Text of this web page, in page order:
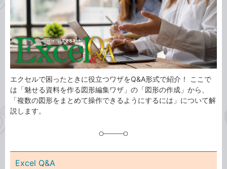
エクセルで困ったときに役立つワザをQ&A形式で紹介！ ここで
は「魅せる資料を作る図形編集ワザ」の「図形の作成」から、
「複数の図形をまとめて操作できるようにするには」について解
説します。
Excel Q&A